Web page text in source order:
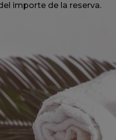
importe de la reserva.